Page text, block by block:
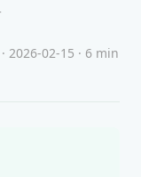
2026-02-15 · 6 min